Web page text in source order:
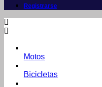
Registrarse
Motos
Bicicletas